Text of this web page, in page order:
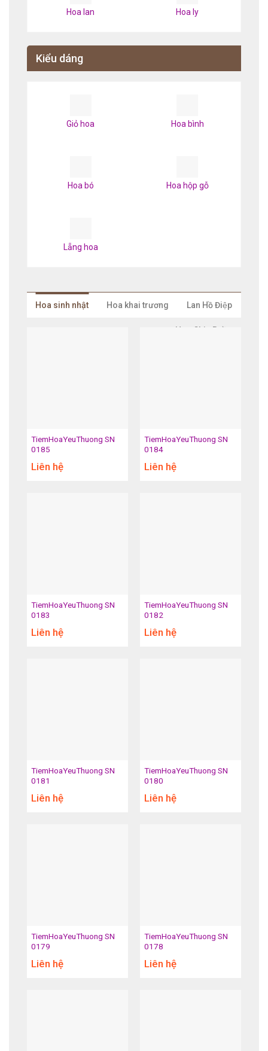
Hoa lan Hoa ly
Kiểu dáng
Giỏ hoa Hoa bình
Hoa bó Hoa hộp gỗ
Lẵng hoa
Hoa sinh nhật Hoa khai trương Lan Hồ Điệp
Hoa Chia Buồn
TiemHoaYeuThuong SN
0185
Liên hệ
TiemHoaYeuThuong SN
0184
Liên hệ
TiemHoaYeuThuong SN
0183
Liên hệ
TiemHoaYeuThuong SN
0182
Liên hệ
TiemHoaYeuThuong SN
0181
Liên hệ
TiemHoaYeuThuong SN
0180
Liên hệ
TiemHoaYeuThuong SN
0179
Liên hệ
TiemHoaYeuThuong SN
0178
Liên hệ